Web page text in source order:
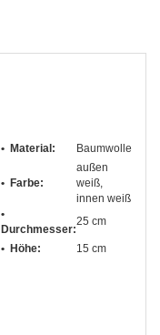
• Material: Baumwolle
• Farbe:
außen
weiß,
innen weiß
•
Durchmesser:
25 cm
• Höhe: 15 cm